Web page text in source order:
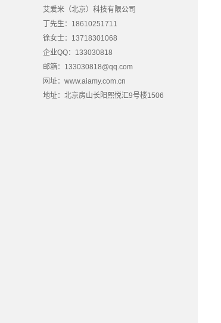
质量管理体系认证
艾爱米（北京）科技有限公司
丁先生：18610251711
徐女士：13718301068
企业QQ：133030818
邮箱：133030818@qq.com
网址：www.aiamy.com.cn
地址： 北京房山长阳熙悦汇9号楼1506